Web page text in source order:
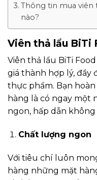
Thông tin mua viên
nào?
Viên thả lẩu BiTi
Viên thả lẩu BiTi
giá thành hợp lý, đầy
thực phẩm. Bạn
hàng là có ngay một
ngon, hấp dẫn
Chất lượng ngon
Với tiêu chí luôn
hàng những mặt